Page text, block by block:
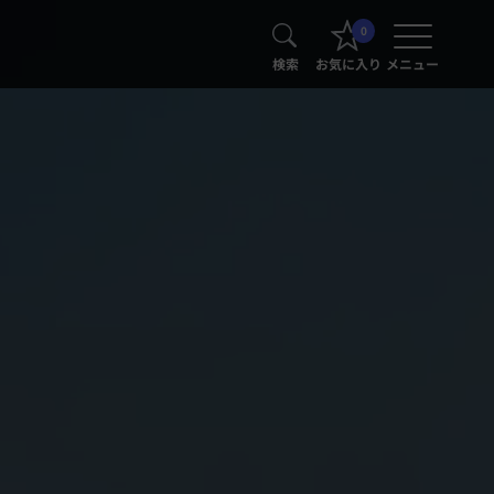
検索
0
お気に入り メニュー